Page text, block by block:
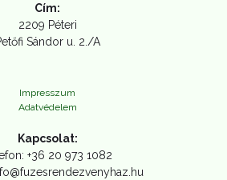
Cím:
2209 Péteri
Sándor u. 2./A
Impresszum
Adatvédelem
Kapcsolat:
+36 20 973 1082